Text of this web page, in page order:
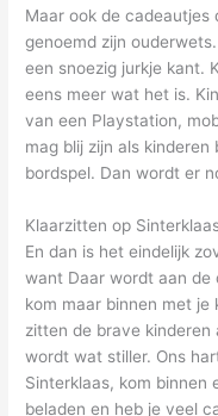
Maar ook de cadeautjes
genoemd zijn
een snoezig jurkje kant.
eens meer wat het is.
van een Playstation,
mag blij zijn als
bordspel. Dan wordt er
Klaarzitten op
En dan is het eindelijk
want Daar wordt aan de
kom maar binnen met je
zitten de brave kinderen
wordt wat stiller. Ons
Sinterklaas, kom binnen
beladen en heb je veel